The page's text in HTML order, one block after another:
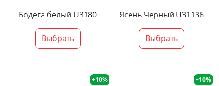
Бодега белый U3180
Выбрать
Ясень Черный U31136
Выбрать
+10% +10%